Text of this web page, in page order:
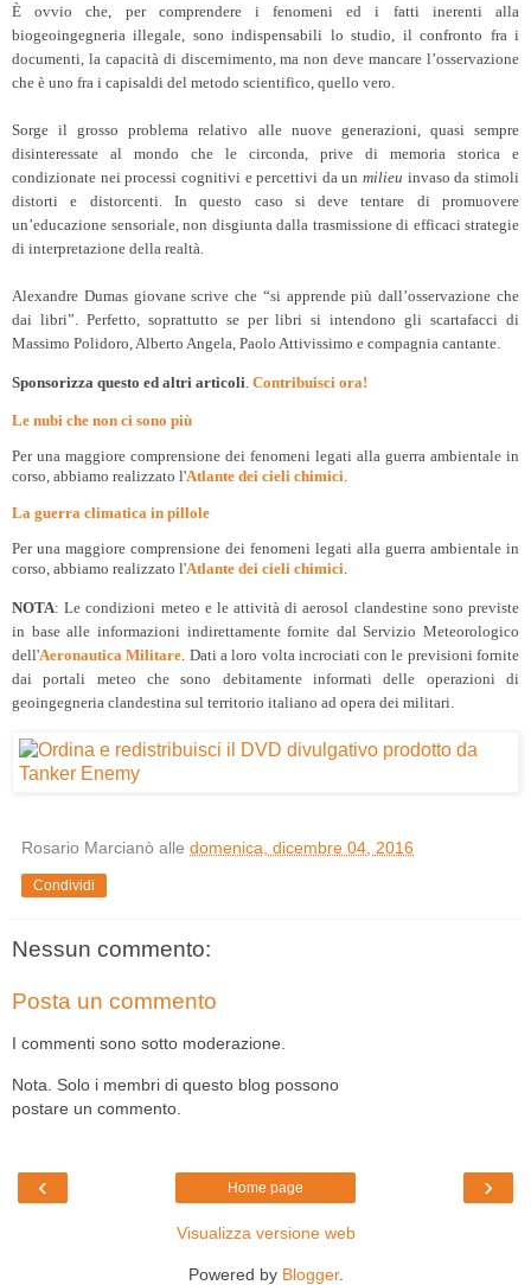
È ovvio che, per comprendere i fenomeni ed i fatti inerenti alla
biogeoingegneria illegale, sono indispensabili lo studio, il confronto fra i
documenti, la capacità di discernimento, ma non deve mancare l’osservazione
che è uno fra i capisaldi del metodo scientifico, quello vero.
Sorge il grosso problema relativo alle nuove generazioni, quasi sempre
disinteressate al mondo che le circonda, prive di memoria storica e
condizionate nei processi cognitivi e percettivi da unmilieu invaso da stimoli
distorti e distorcenti. In questo caso si deve tentare di promuovere
un’educazione sensoriale, non disgiunta dalla trasmissione di efficaci strategie
di interpretazione della realtà.
Alexandre Dumas giovane scrive che “si apprende più dall’osservazione che
dai libri”. Perfetto, soprattutto se per libri si intendono gli scartafacci di
Massimo Polidoro, Alberto Angela, Paolo Attivissimo e compagnia cantante.
Sponsorizza questo ed altri articoli. Contribuisci ora!
Le nubi che non ci sono più
Per una maggiore comprensione dei fenomeni legati alla guerra ambientale in
corso, abbiamo realizzato l'Atlante dei cieli chimici.
La guerra climatica in pillole
Per una maggiore comprensione dei fenomeni legati alla guerra ambientale in
corso, abbiamo realizzato l'Atlante dei cieli chimici.
NOTA: Le condizioni meteo e le attività di aerosol clandestine sono previste
in base alle informazioni indirettamente fornite dal Servizio Meteorologico
dell'Aeronautica Militare . Dati a loro volta incrociati con le previsioni fornite
dai portali meteo che sono debitamente informati delle operazioni di
geoingegneria clandestina sul territorio italiano ad opera dei militari.
Rosario Marcianò alle domenica, dicembre 04, 2016
Condividi
Nessun commento:
Posta un commento
I commenti sono sotto moderazione.
Nota. Solo i membri di questo blog possono
postare un commento.
‹ ›
Home page
Visualizza versione web
Powered by Blogger.